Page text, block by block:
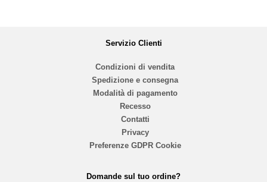
Servizio Clienti
Condizioni di vendita
Spedizione e consegna
Modalità di pagamento
Recesso
Contatti
Privacy
Preferenze GDPR Cookie
Domande sul tuo ordine?